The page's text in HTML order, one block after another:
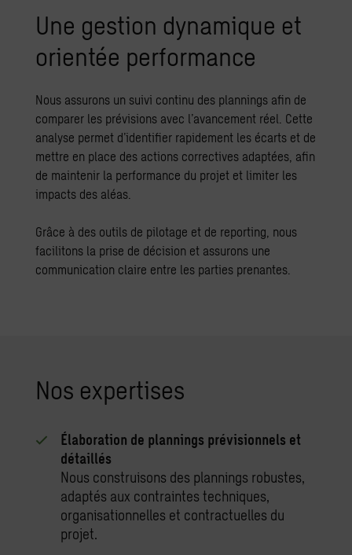
Une gestion dynamique et
orientée performance
Nous assurons un suivi continu des plannings afin de
comparer les prévisions avec l’avancement réel. Cette
analyse permet d’identifier rapidement les écarts et de
mettre en place des actions correctives adaptées, afin
de maintenir la performance du projet et limiter les
impacts des aléas.
Grâce à des outils de pilotage et de reporting, nous
facilitons la prise de décision et assurons une
communication claire entre les parties prenantes.
Nos expertises
Élaboration de plannings prévisionnels et
détaillés
Nous construisons des plannings robustes,
adaptés aux contraintes techniques,
organisationnelles et contractuelles du
projet.